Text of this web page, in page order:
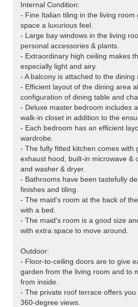
Internal Condition:
- Fine Italian tiling in the living room
space a luxurious feel.
- Large bay windows in the living
personal accessories & plants.
- Extraordinary high ceiling makes
especially light and airy.
- A balcony is attached to the dining
- Efficient layout of the dining area
configuration of dining table and
- Deluxe master bedroom includes
walk-in closet in addition to the
- Each bedroom has an efficient
wardrobe.
- The fully fitted kitchen comes with
exhaust hood, built-in microwave &
and washer & dryer.
- Bathrooms have been tastefully
finishes and tiling.
- The maid's room at the back of
with a bed.
- The maid's room is a good size
with extra space to move around.
Outdoor:
- Floor-to-ceiling doors are to give
garden from the living room and to
from inside.
- The private roof terrace offers you
360-degree views.